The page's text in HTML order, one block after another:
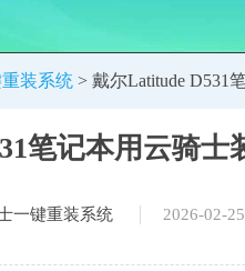
装系统 > 戴尔Latitude D531
笔记本用云骑士
一键重装系统 2026-02-